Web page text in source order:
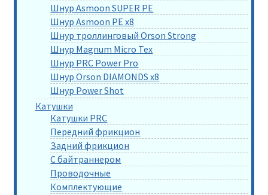
Шнур Asmoon SUPER PE
Шнур Asmoon PE x8
Шнур троллинговый Orson Strong
Шнур Magnum Micro Tex
Шнур PRC Power Pro
Шнур Orson DIAMONDS x8
Шнур Power Shot
Катушки
Катушки PRC
Передний фрикцион
Задний фрикцион
С байтраннером
Проводочные
Комплектующие